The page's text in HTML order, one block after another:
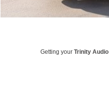
Getting yourTrinity Audio